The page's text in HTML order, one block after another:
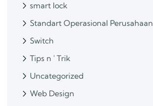
smart lock
Standart Operasional Perusahaan
Switch
Tips n ' Trik
Uncategorized
Web Design